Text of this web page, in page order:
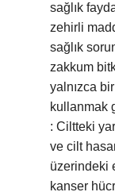
sağlık
zehirli
sağlık
zakkum
yalnızca
kullanmak
: Ciltteki
ve cilt
üzerindeki
kanser